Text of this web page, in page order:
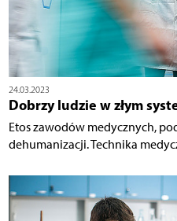
24.03.2023
Dobrzy ludzie w złym
Etos zawodów medycznych,
dehumanizacji. Technika